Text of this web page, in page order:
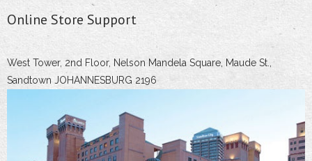
Online Store Support
West Tower, 2nd Floor, Nelson Mandela Square, Maude St.,
Sandtown JOHANNESBURG 2196